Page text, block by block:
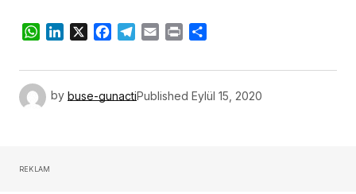
WhatsApp
LinkedIn
X Facebook
Telegram
Email Print
by buse-gunactiPublished Eylül 15, 2020
REKLAM